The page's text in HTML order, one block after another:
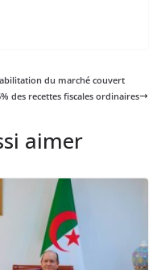
du marché couvert
des recettes fiscales ordinaires
aimer